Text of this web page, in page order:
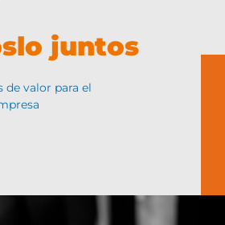
juntos
de valor para el